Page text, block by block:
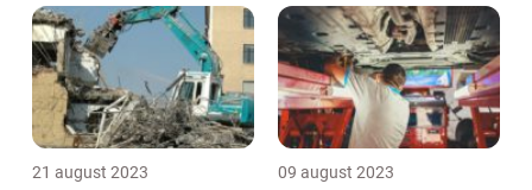
21 august 2023 09 august 2023